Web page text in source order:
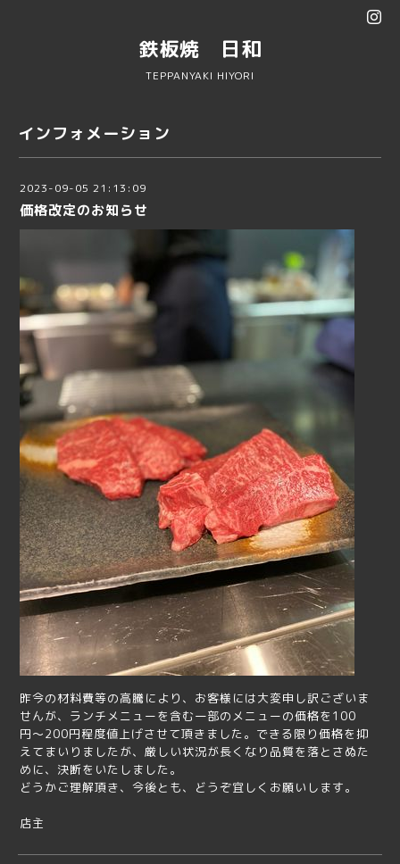
鉄板焼 日和
TEPPANYAKI HIYORI
インフォメーション
2023-09-05 21:13:09
価格改定のお知らせ
昨今の材料費等の高騰により、お客様には大変申し訳ございま
せんが、ランチメニューを含む一部のメニューの価格を100
円〜200円程度値上げさせて頂きました。できる限り価格を抑
えてまいりましたが、厳しい状況が長くなり品質を落とさぬた
めに、決断をいたしました。
どうかご理解頂き、今後とも、どうぞ宜しくお願いします。
店主